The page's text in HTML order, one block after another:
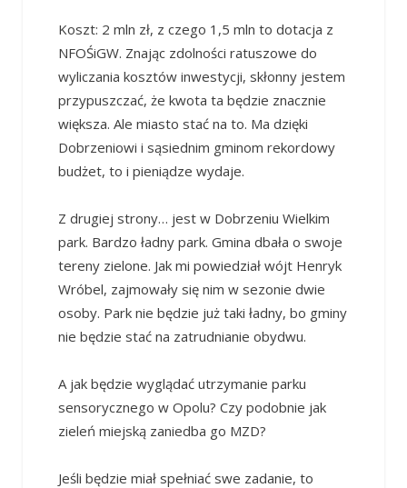
Koszt: 2 mln zł, z czego 1,5 mln to dotacja z
NFOŚiGW. Znając zdolności ratuszowe do
wyliczania kosztów inwestycji, skłonny jestem
przypuszczać, że kwota ta będzie znacznie
większa. Ale miasto stać na to. Ma dzięki
Dobrzeniowi i sąsiednim gminom rekordowy
budżet, to i pieniądze wydaje.
Z drugiej strony… jest w Dobrzeniu Wielkim
park. Bardzo ładny park. Gmina dbała o swoje
tereny zielone. Jak mi powiedział wójt Henryk
Wróbel, zajmowały się nim w sezonie dwie
osoby. Park nie będzie już taki ładny, bo gminy
nie będzie stać na zatrudnianie obydwu.
A jak będzie wyglądać utrzymanie parku
sensorycznego w Opolu? Czy podobnie jak
zieleń miejską zaniedba go MZD?
Jeśli będzie miał spełniać swe zadanie, to